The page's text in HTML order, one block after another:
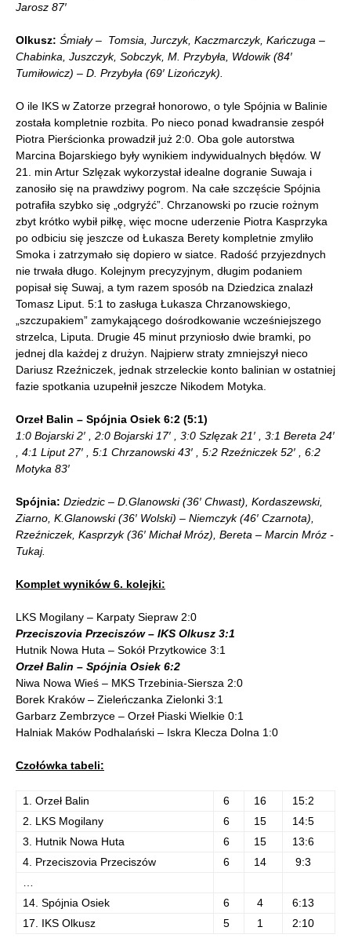
Jarosz 87′
Olkusz: Śmiały – Tomsia, Jurczyk, Kaczmarczyk, Kańczuga –
Chabinka, Juszczyk, Sobczyk, M. Przybyła, Wdowik (84′
Tumiłowicz) – D. Przybyła (69′ Lizończyk).
O ile IKS w Zatorze przegrał honorowo, o tyle Spójnia w Balinie
została kompletnie rozbita. Po nieco ponad kwadransie zespół
Piotra Pierścionka prowadził już 2:0. Oba gole autorstwa
Marcina Bojarskiego były wynikiem indywidualnych błędów. W
21. min Artur Szlęzak wykorzystał idealne dogranie Suwaja i
zanosiło się na prawdziwy pogrom. Na całe szczęście Spójnia
potrafiła szybko się „odgryźć”. Chrzanowski po rzucie rożnym
zbyt krótko wybił piłkę, więc mocne uderzenie Piotra Kasprzyka
po odbiciu się jeszcze od Łukasza Berety kompletnie zmyliło
Smoka i zatrzymało się dopiero w siatce. Radość przyjezdnych
nie trwała długo. Kolejnym precyzyjnym, długim podaniem
popisał się Suwaj, a tym razem sposób na Dziedzica znalazł
Tomasz Liput. 5:1 to zasługa Łukasza Chrzanowskiego,
„szczupakiem” zamykającego dośrodkowanie wcześniejszego
strzelca, Liputa. Drugie 45 minut przyniosło dwie bramki, po
jednej dla każdej z drużyn. Najpierw straty zmniejszył nieco
Dariusz Rzeźniczek, jednak strzeleckie konto balinian w ostatniej
fazie spotkania uzupełnił jeszcze Nikodem Motyka.
Orzeł Balin – Spójnia Osiek 6:2 (5:1)
1:0 Bojarski 2′ , 2:0 Bojarski 17′ , 3:0 Szlęzak 21′ , 3:1 Bereta 24′
, 4:1 Liput 27′ , 5:1 Chrzanowski 43′ , 5:2 Rzeźniczek 52′ , 6:2
Motyka 83′
Spójnia: Dziedzic – D.Glanowski (36′ Chwast), Kordaszewski,
Ziarno, K.Glanowski (36′ Wolski) – Niemczyk (46′ Czarnota),
Rzeźniczek, Kasprzyk (36′ Michał Mróz), Bereta – Marcin Mróz -
Tukaj.
Komplet wyników 6. kolejki:
LKS Mogilany – Karpaty Siepraw 2:0
Przeciszovia Przeciszów – IKS Olkusz 3:1
Hutnik Nowa Huta – Sokół Przytkowice 3:1
Orzeł Balin – Spójnia Osiek 6:2
Niwa Nowa Wieś – MKS Trzebinia-Siersza 2:0
Borek Kraków – Zieleńczanka Zielonki 3:1
Garbarz Zembrzyce – Orzeł Piaski Wielkie 0:1
Halniak Maków Podhalański – Iskra Klecza Dolna 1:0
Czołówka tabeli:
1. Orzeł Balin 6 16
15:2
2. LKS Mogilany
6 15
14:5
3. Hutnik Nowa Huta
6 15
13:6
4. Przeciszovia Przeciszów
6 14
9:3
14. Spójnia Osiek
6 4
6:13
17. IKS Olkusz
5 1 2:10